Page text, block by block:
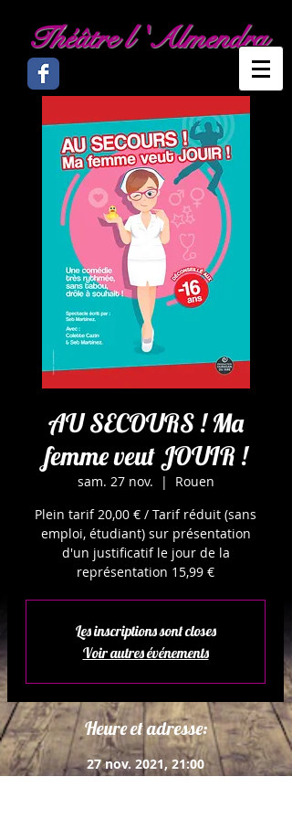
Théâtre l 'Almendra
AU SECOURS ! Ma
femme veut JOUIR !
sam. 27 nov.
  |
Rouen
Plein tarif 20,00 € / Tarif réduit (sans
emploi, étudiant) sur présentation
d'un justificatif le jour de la
représentation 15,99 €
Les inscriptions sont closes
Voir autres événements
Heure et adresse:
27 nov. 2021, 21:00
Rouen, 1 Rue Paul Baudoin, 76000